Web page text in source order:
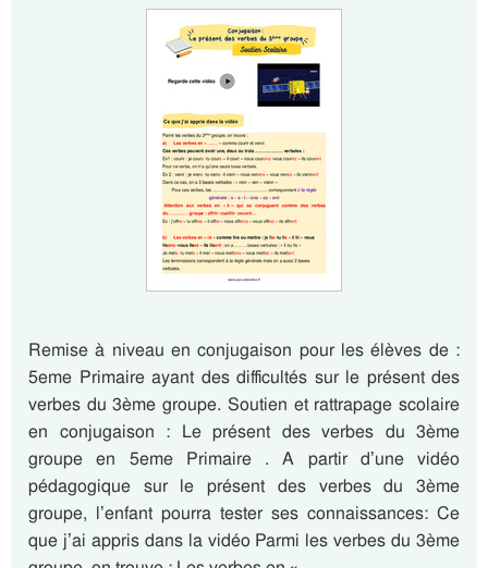
Remise à niveau en conjugaison pour les élèves de :
5eme Primaire ayant des difficultés sur le présent des
verbes du 3ème groupe. Soutien et rattrapage scolaire
en conjugaison : Le présent des verbes du 3ème
groupe en 5eme Primaire . A partir d’une vidéo
pédagogique sur le présent des verbes du 3ème
groupe, l’enfant pourra tester ses connaissances: Ce
que j’ai appris dans la vidéo Parmi les verbes du 3ème